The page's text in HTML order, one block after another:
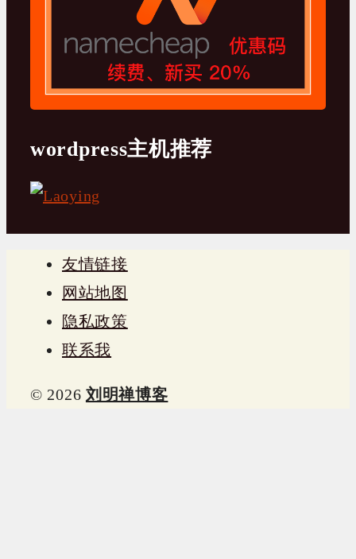
wordpress主机推荐
友情链接
网站地图
隐私政策
联系我
© 2026 刘明禅博客